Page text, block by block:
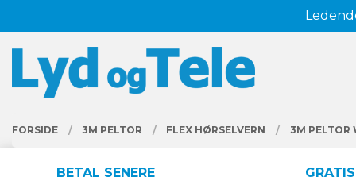
til
innholdet
PRODUKTER
FORSIDE 3M PELTOR FLEX HØRSELVERN 3M PELTOR
BETAL SENERE